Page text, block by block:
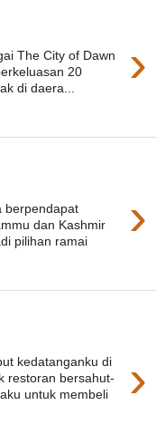
›
The City of Dawn
20
di daera...
›
dan Kashmir
pilihan ramai
›
kedatanganku di
restoran bersahut-
untuk membeli